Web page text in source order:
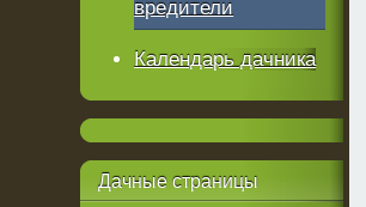
вредители
Календарь дачника
Дачные страницы